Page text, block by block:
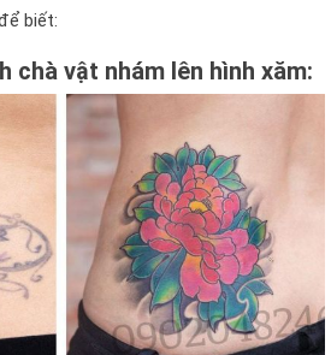
biết:
chà vật nhám lên hình xăm: